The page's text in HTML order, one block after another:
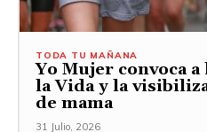
TODA TU MAÑANA
Yo Mujer convoca
la Vida y la
de mama
31 Julio, 2026